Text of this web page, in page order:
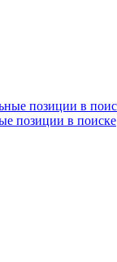
позиции в поиске